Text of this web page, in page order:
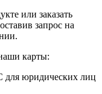
или заказать
запрос на
карты:
юридических лиц